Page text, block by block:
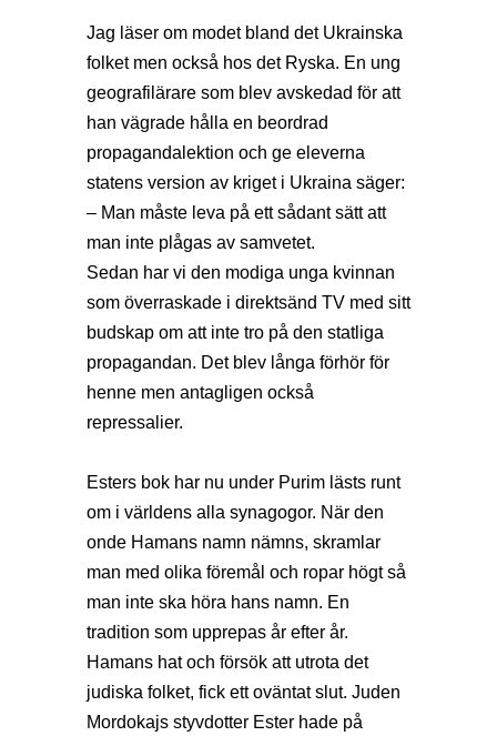
Jag läser om modet bland det Ukrainska
folket men också hos det Ryska. En ung
geografilärare som blev avskedad för att
han vägrade hålla en beordrad
propagandalektion och ge eleverna
statens version av kriget i Ukraina säger:
– Man måste leva på ett sådant sätt att
man inte plågas av samvetet.
Sedan har vi den modiga unga kvinnan
som överraskade i direktsänd TV med sitt
budskap om att inte tro på den statliga
propagandan. Det blev långa förhör för
henne men antagligen också
repressalier.
Esters bok har nu under Purim lästs runt
om i världens alla synagogor. När den
onde Hamans namn nämns, skramlar
man med olika föremål och ropar högt så
man inte ska höra hans namn. En
tradition som upprepas år efter år.
Hamans hat och försök att utrota det
judiska folket, fick ett oväntat slut. Juden
Mordokajs styvdotter Ester hade på